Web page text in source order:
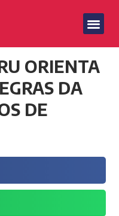
ORIENTA
DA
DE